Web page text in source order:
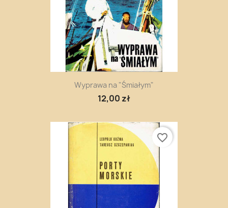
Wyprawa na "Śmiałym"
12,00 zł
favorite_border